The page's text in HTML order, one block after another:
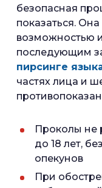
безопасная
показаться.
возможностью
последующим
пирсинге
частях лица и
Проколы не
до 18 лет,
опекунов
При